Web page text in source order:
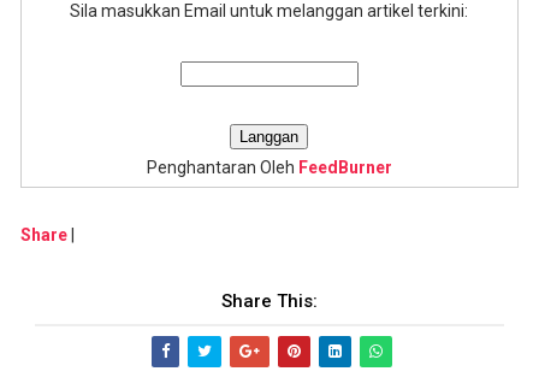
Sila masukkan Email untuk melanggan artikel terkini:
Penghantaran Oleh FeedBurner
Share
Share This: